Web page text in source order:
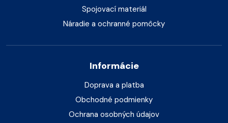
Spojovací materiál
Náradie a ochranné pomôcky
Informácie
Doprava a platba
Obchodné podmienky
Ochrana osobných údajov